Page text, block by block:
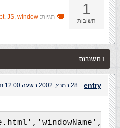
1
תשובות
תגיות: , JS, window
1 תשובות
entry 28 במרץ, 2002 בשעה 12:00 am